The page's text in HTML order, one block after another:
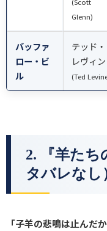
Glenn)
バッファ
ロー・ビ
ル
テッド・
レヴィン
(Ted
2. 『羊たち
タバレなし
「子羊の悲鳴は止ん